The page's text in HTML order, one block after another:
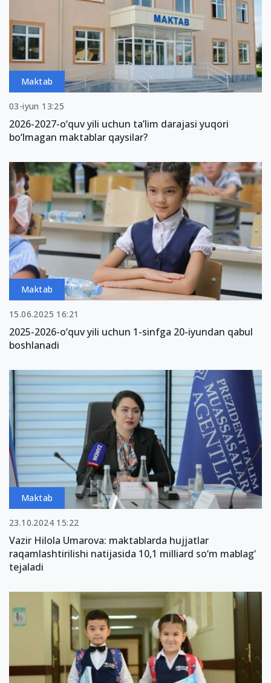
Maktab
03-iyun 13:25
2026-2027-o‘quv yili uchun taʼlim darajasi yuqori
bo‘lmagan maktablar qaysilar?
Maktab
15.06.2025 16:21
2025-2026-o‘quv yili uchun 1-sinfga 20-iyundan qabul
boshlanadi
Maktab
23.10.2024 15:22
Vazir Hilola Umarova: maktablarda hujjatlar
raqamlashtirilishi natijasida 10,1 milliard so‘m mablag‘
tejaladi